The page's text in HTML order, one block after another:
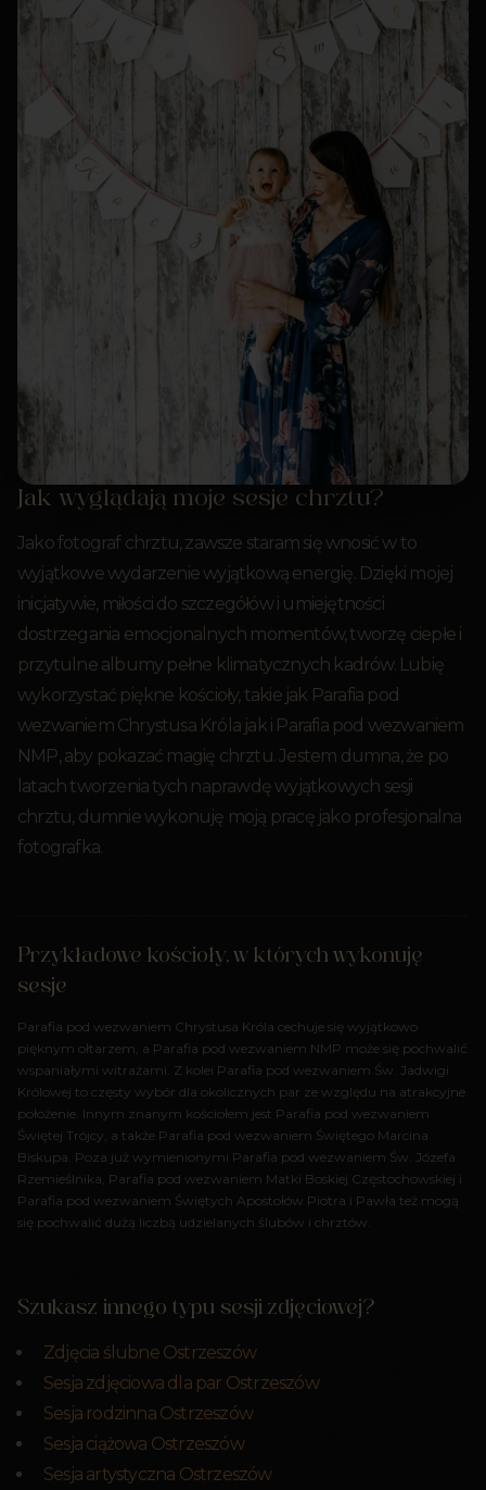
Jak wyglądają moje sesje chrztu?
Jako fotograf chrztu, zawsze staram się wnosić w to
wyjątkowe wydarzenie wyjątkową energię. Dzięki mojej
inicjatywie, miłości do szczegółów i umiejętności
dostrzegania emocjonalnych momentów, tworzę ciepłe i
przytulne albumy pełne klimatycznych kadrów. Lubię
wykorzystać piękne kościoły, takie jak Parafia pod
wezwaniem Chrystusa Króla jak i Parafia pod wezwaniem
NMP, aby pokazać magię chrztu. Jestem dumna, że po
latach tworzenia tych naprawdę wyjątkowych sesji
chrztu, dumnie wykonuję moją pracę jako profesjonalna
fotografka.
Przykładowe kościoły, w których wykonuję
sesje
Parafia pod wezwaniem Chrystusa Króla cechuje się wyjątkowo
pięknym ołtarzem, a Parafia pod wezwaniem NMP może się pochwalić
wspaniałymi witrażami. Z kolei Parafia pod wezwaniem Św. Jadwigi
Królowej to częsty wybór dla okolicznych par ze względu na atrakcyjne
położenie. Innym znanym kościołem jest Parafia pod wezwaniem
Świętej Trójcy, a także Parafia pod wezwaniem Świętego Marcina
Biskupa. Poza już wymienionymi Parafia pod wezwaniem Św. Józefa
Rzemieślnika, Parafia pod wezwaniem Matki Boskiej Częstochowskiej i
Parafia pod wezwaniem Świętych Apostołów Piotra i Pawła też mogą
się pochwalić dużą liczbą udzielanych ślubów i chrztów.
Szukasz innego typu sesji zdjęciowej?
Zdjęcia ślubne Ostrzeszów
Sesja zdjęciowa dla par Ostrzeszów
Sesja rodzinna Ostrzeszów
Sesja ciążowa Ostrzeszów
Sesja artystyczna Ostrzeszów